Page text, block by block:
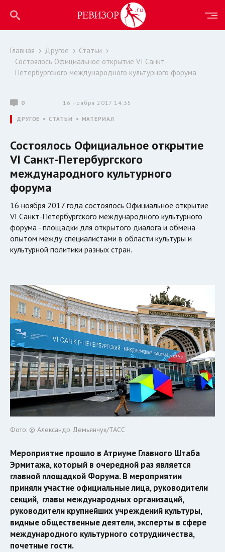
Главная Другое
Статьи
Состоялось Официальное открытие VI Санкт-
Петербургского международного культурного форума
0 16 ноября 2017 14:35
ДРУГОЕ СТАТЬИ МАТЕРИАЛ
Состоялось Официальное открытие
VI Санкт-Петербургского
международного культурного
форума
16 ноября 2017 года состоялось Официальное открытие
VI Санкт-Петербургского международного культурного
форума - площадки для открытого диалога и обмена
опытом между специалистами в области культуры и
культурной политики разных стран.
Фото: © Александр Демьянчук/ТАСС
Мероприятие прошло в Атриуме Главного Штаба
Эрмитажа, который в очередной раз является
главной площадкой Форума. В мероприятии
приняли участие официальные лица, руководители
секций, главы международных организаций,
руководители крупнейших учреждений культуры,
видные общественные деятели, эксперты в сфере
международного культурного сотрудничества,
почетные гости.